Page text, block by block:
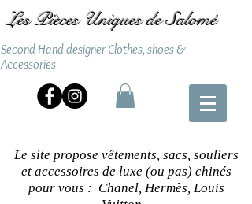
Les Pièces Uniques de Salomé
Second Hand designer Clothes, shoes &
Accessories
Le site propose vêtements, sacs, souliers
et accessoires de luxe (ou pas) chinés
pour vous : Chanel, Hermès, Louis